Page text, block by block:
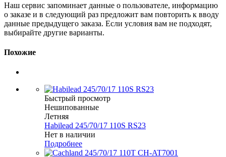
Наш сервис запоминает данные о пользователе, информацию
о заказе и в следующий раз предложит вам повторить к вводу
данные предыдущего заказа. Если условия вам не подходят,
выбирайте другие варианты.
Похожие
Быстрый просмотр
Нешипованные
Летняя
Habilead 245/70/17 110S RS23
Нет в наличии
Подробнее